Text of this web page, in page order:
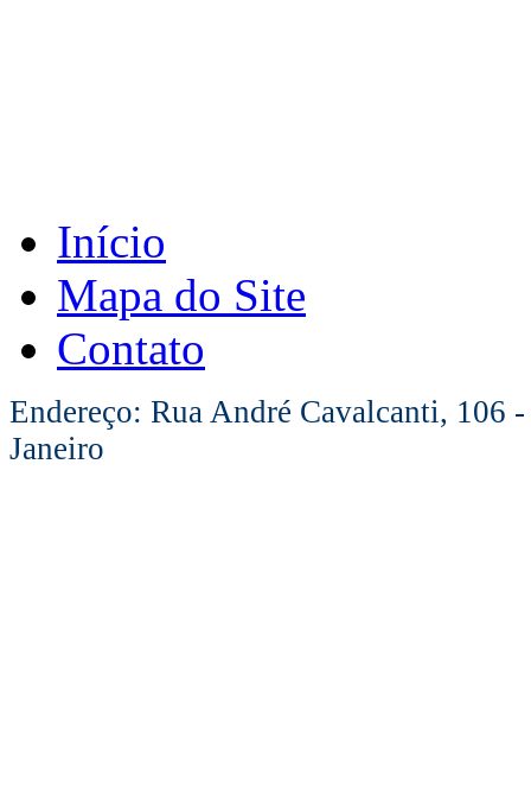
Início
Mapa do Site
Contato
Endereço: Rua André Cavalcanti, 106
Janeiro